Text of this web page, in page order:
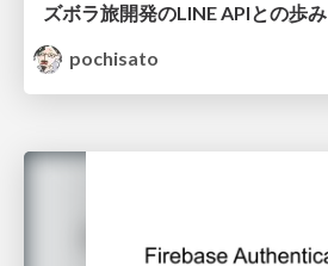
ズボラ旅開発のLINE APIとの歩み
pochisato